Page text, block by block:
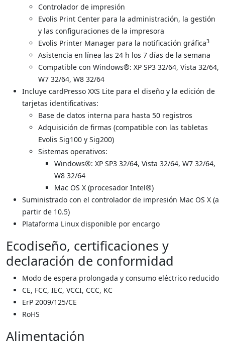
Controlador de impresión
Evolis Print Center para la administración, la gestión
y las configuraciones de la impresora
Evolis Printer Manager para la notiﬁcación gráﬁca3
Asistencia en línea las 24 h los 7 días de la semana
Compatible con Windows®: XP SP3 32/64, Vista 32/64,
W7 32/64, W8 32/64
Incluye cardPresso XXS Lite para el diseño y la edición de
tarjetas identificativas:
​Base de datos interna para hasta 50 registros
Adquisición de ﬁrmas (compatible con las tabletas
Evolis Sig100 y Sig200)
Sistemas operativos:
​Windows®: XP SP3 32/64, Vista 32/64, W7 32/64,
W8 32/64
Mac OS X (procesador Intel®)
Suministrado con el controlador de impresión Mac OS X (a
partir de 10.5)
Plataforma Linux disponible por encargo
Ecodiseño, certificaciones y
declaración de conformidad
Modo de espera prolongada y consumo eléctrico reducido
CE, FCC, IEC, VCCI, CCC, KC
ErP 2009/125/CE
RoHS
Alimentación